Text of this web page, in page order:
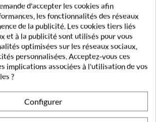
d'accepter les cookies afin
les fonctionnalités des réseaux
de la publicité. Les cookies tiers liés
et à la publicité sont utilisés pour vous
optimisées sur les réseaux sociaux,
personnalisées. Acceptez-vous ces
implications associées à l'utilisation de vos
?
Configurer